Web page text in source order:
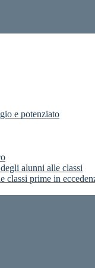
e potenziato
alunni alle classi
classi prime in